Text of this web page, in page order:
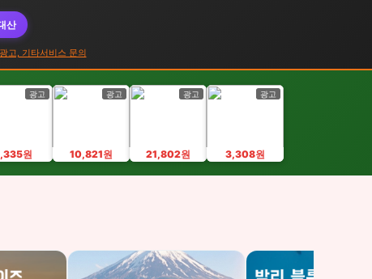
산
고, 기타서비스 문의
광고
원
광고
10,821원
광고
21,802원
광고
3,308원